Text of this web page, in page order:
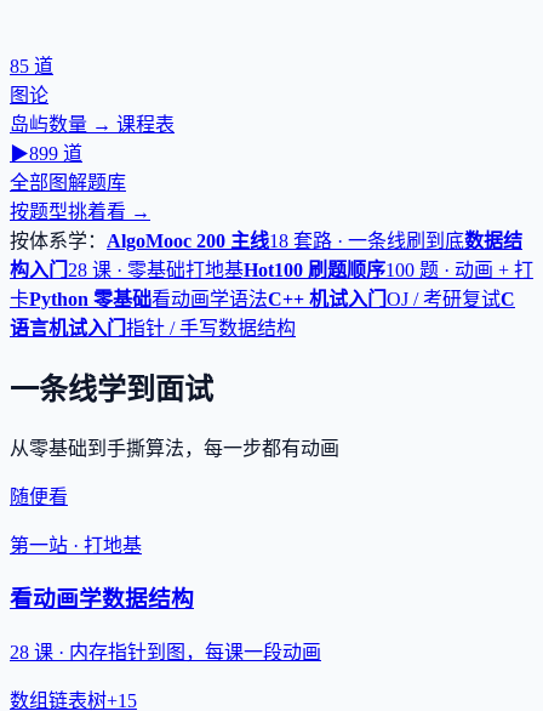
85 道
图论
岛屿数量 → 课程表
▶899 道
全部图解题库
按题型挑着看 →
按体系学： AlgoMooc 200 主线18 套路 · 一条线刷到底数据结
构入门 28 课 · 零基础打地基Hot100 刷题顺序100 题 · 动画 + 打
卡Python 零基础看动画学语法C++ 机试入门 OJ / 考研复试C
语言机试入门 指针 / 手写数据结构
一条线学到面试
从零基础到手撕算法，每一步都有动画
随便看
第一站 · 打地基
看动画学数据结构
28 课 · 内存指针到图，每课一段动画
数组链表树+15